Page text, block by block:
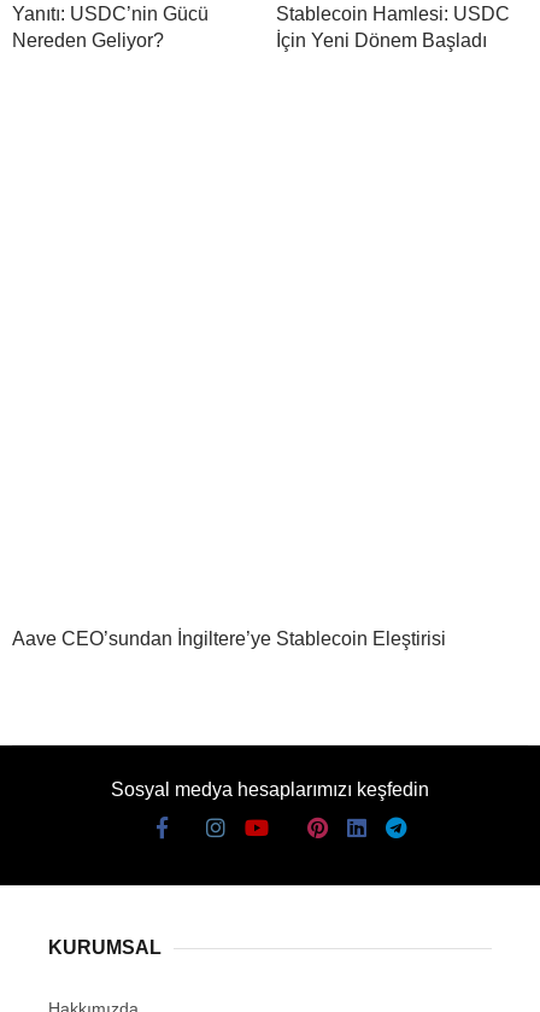
Yanıtı: USDC’nin Gücü
Nereden Geliyor?
Stablecoin Hamlesi: USDC
İçin Yeni Dönem Başladı
Aave CEO’sundan İngiltere’ye Stablecoin Eleştirisi
Sosyal medya hesaplarımızı keşfedin
KURUMSAL